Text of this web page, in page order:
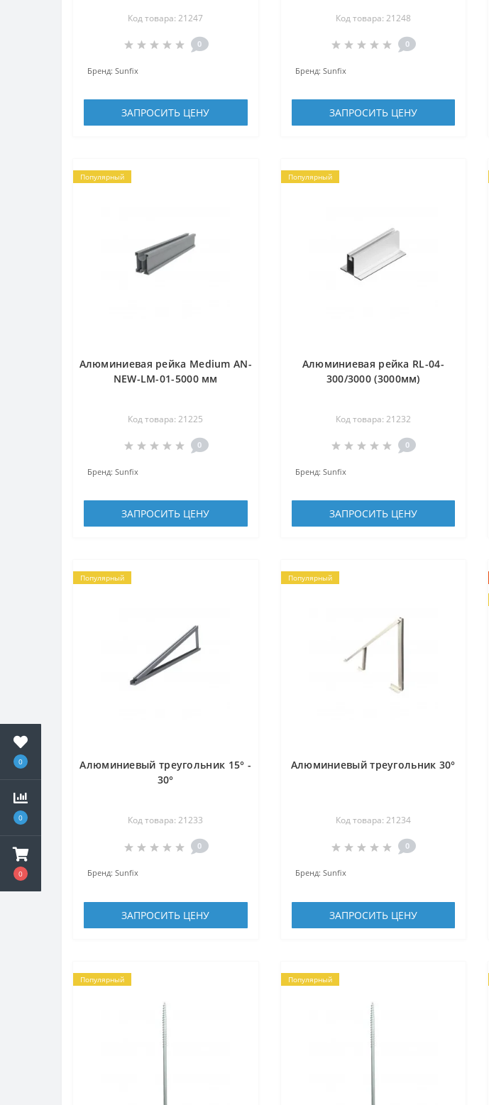
0
0
0
Код товара: 21247
0
Бренд: Sunfix
ЗАПРОСИТЬ ЦЕНУ
Код товара: 21248
0
Бренд: Sunfix
ЗАПРОСИТЬ ЦЕНУ
Популярный
Алюминиевая рейка Medium AN-
NEW-LM-01-5000 мм
Код товара: 21225
0
Бренд: Sunfix
ЗАПРОСИТЬ ЦЕНУ
Популярный
Алюминиевая рейка RL-04-
300/3000 (3000мм)
Код товара: 21232
0
Бренд: Sunfix
ЗАПРОСИТЬ ЦЕНУ
Популярный
Алюминиевый треугольник 15° -
30°
Код товара: 21233
0
Бренд: Sunfix
ЗАПРОСИТЬ ЦЕНУ
Популярный
Алюминиевый треугольник 30°
Код товара: 21234
0
Бренд: Sunfix
ЗАПРОСИТЬ ЦЕНУ
Популярный Популярный